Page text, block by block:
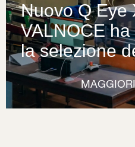
Nuovo Q Eye
VALNOCE
la selezione